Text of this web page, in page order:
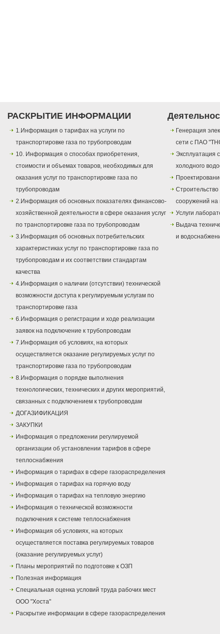
РАСКРЫТИЕ ИНФОРМАЦИИ
1.Информация о тарифах на услуги по
транспортировке газа по трубопроводам
10. Информация о способах приобретения,
стоимости и объемах товаров, необходимых для
оказания услуг по транспортировке газа по
трубопроводам
2.Информация об основных показателях финансово-
хозяйственной деятельности в сфере оказания услуг
по транспортировке газа по трубопроводам
3.Информация об основных потребительских
характеристиках услуг по транспортировке газа по
трубопроводам и их соответствии стандартам
качества
4.Информация о наличии (отсутствии) технической
возможности доступа к регулируемым услугам по
транспортировке газа
6.Информация о регистрации и ходе реализации
заявок на подключение к трубопроводам
7.Информация об условиях, на которых
осуществляется оказание регулируемых услуг по
транспортировке газа по трубопроводам
8.Информация о порядке выполнения
технологических, технических и других мероприятий,
связанных с подключением к трубопроводам
ДОГАЗИФИКАЦИЯ
ЗАКУПКИ
Информация о предложении регулируемой
организации об установлении тарифов в сфере
теплоснабжения
Информация о тарифах в сфере газораспределения
Информация о тарифах на горячую воду
Информация о тарифах на тепловую энергию
Информация о технической возможности
подключения к системе теплоснабжения
Информация об условиях, на которых
осуществляется поставка регулируемых товаров
(оказание регулируемых услуг)
Планы мероприятий по подготовке к ОЗП
Полезная информация
Специальная оценка условий труда рабочих мест
ООО "Хоста"
Раскрытие информации в сфере газораспределения
Генерация
сети с ПАО
Эксплуатация
холодного
сооружений на
Услуги
Выдача
и